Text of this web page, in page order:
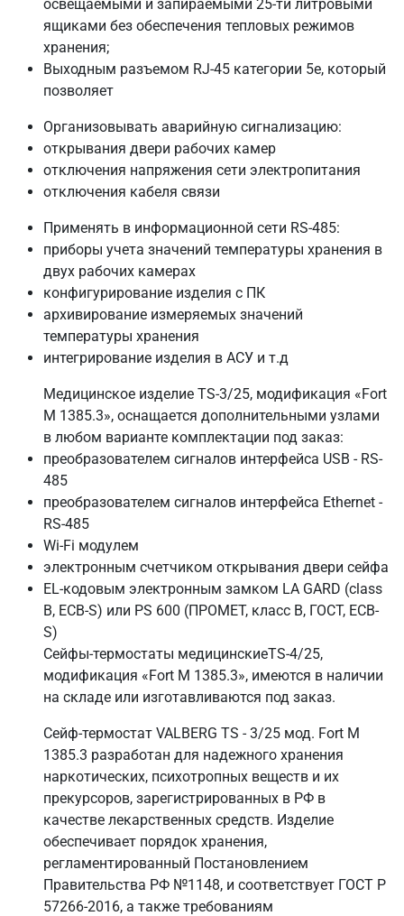
освещаемыми и запираемыми 25-ти литровыми
ящиками без обеспечения тепловых режимов
хранения;
Выходным разъемом RJ-45 категории 5е, который
позволяет
Организовывать аварийную сигнализацию:
открывания двери рабочих камер
отключения напряжения сети электропитания
отключения кабеля связи
Применять в информационной сети RS-485:
приборы учета значений температуры хранения в
двух рабочих камерах
конфигурирование изделия с ПК
архивирование измеряемых значений
температуры хранения
интегрирование изделия в АСУ и т.д
Медицинское изделие TS-3/25, модификация «Fort
М 1385.3», оснащается дополнительными узлами
в любом варианте комплектации под заказ:
преобразователем сигналов интерфейса USB - RS-
485
преобразователем сигналов интерфейса Ethernet -
RS-485
Wi-Fi модулем
электронным счетчиком открывания двери сейфа
EL-кодовым электронным замком LA GARD (class
B, ECB-S) или PS 600 (ПРОМЕТ, класс В, ГОСТ, ECB-
S)
Сейфы-термостаты медицинскиеTS-4/25,
модификация «Fort М 1385.3», имеются в наличии
на складе или изготавливаются под заказ.
Сейф-термостат VALBERG TS - 3/25 мод. Fort M
1385.3 разработан для надежного хранения
наркотических, психотропных веществ и их
прекурсоров, зарегистрированных в РФ в
качестве лекарственных средств. Изделие
обеспечивает порядок хранения,
регламентированный Постановлением
Правительства РФ №1148, и соответствует ГОСТ Р
57266-2016, а также требованиям